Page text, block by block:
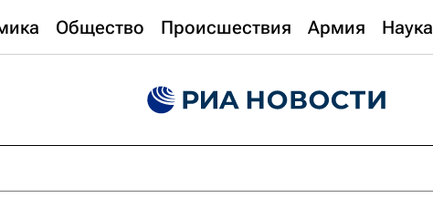
Общество Происшествия Армия Наука